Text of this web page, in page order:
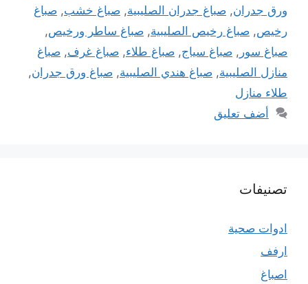
ورق جدران, صباغ جدران الصليبية, صباغ خشب, صباغ
رخيص, صباغ رخيص الصليبية, صباغ ساطر ورخيص,
صباغ سور , صباغ سياج, صباغ طلاء, صباغ غرف, صباغ
منازل الصليبية, صباغ هندي الصليبية, صباغ ورق جدران,
طلاء منازل
أضف تعليق
تصنيفات
ادوات صحية
ارفف
اصباغ